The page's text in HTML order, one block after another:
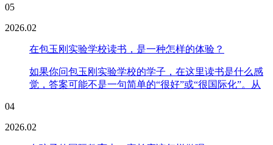
05
2026.02
在包玉刚实验学校读书，是一种怎样的体验？
如果你问包玉刚实验学校的学子，在这里读书是什么感
觉，答案可能不是一句简单的“很好”或“很国际化”。从
04
2026.02